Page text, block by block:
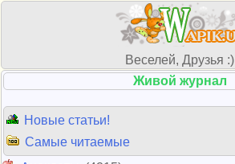
Веселей, Друзья :)
Живой журнал
Новые статьи!
Самые читаемые